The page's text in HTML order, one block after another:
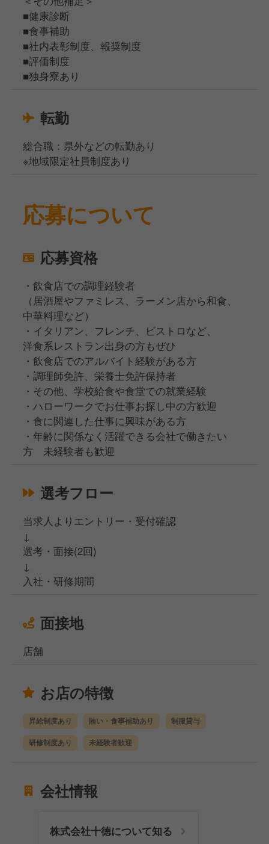
■健康診断
■食事補助
■社内表彰制度、報奨制度
■評価制度
■独身寮あり
転勤
総合職：県外などの転勤あり
※地域限定社員制度あり
応募について
応募資格
・飲食店での調理経験者
（居酒屋やファミレス、ラーメン店から和食、
中華料理など）
・イタリアン、フレンチ、ビストロなど、
洋食系レストラン出身の方もぜひ
・飲食店でのアルバイト経験がある方
・調理師免許、栄養士免許保持者
・その他、学校給食や食堂での就業経験
・ハローワークでお仕事お探し中の方歓迎
・食に関連した仕事に興味がある方
・年齢に関係なく活躍できる会社で働きたい
方 未経験者も歓迎
選考フロー
当求人よりエントリー・受付確認
↓
選考・面接(2回)
↓
入社・研修期間
面接地
店舗
お店の特徴
昇給制度あり 賄い・食事補助あり 制服貸与
研修制度あり 未経験者歓迎
会社情報
株式会社十徳について知る